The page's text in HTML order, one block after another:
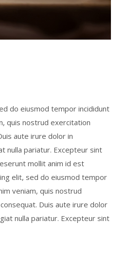
do eiusmod tempor incididunt
quis nostrud exercitation
aute irure dolor in
nulla pariatur. Excepteur sint
mollit anim id est
elit, sed do eiusmod tempor
veniam, quis nostrud
Duis aute irure dolor
nulla pariatur. Excepteur sint